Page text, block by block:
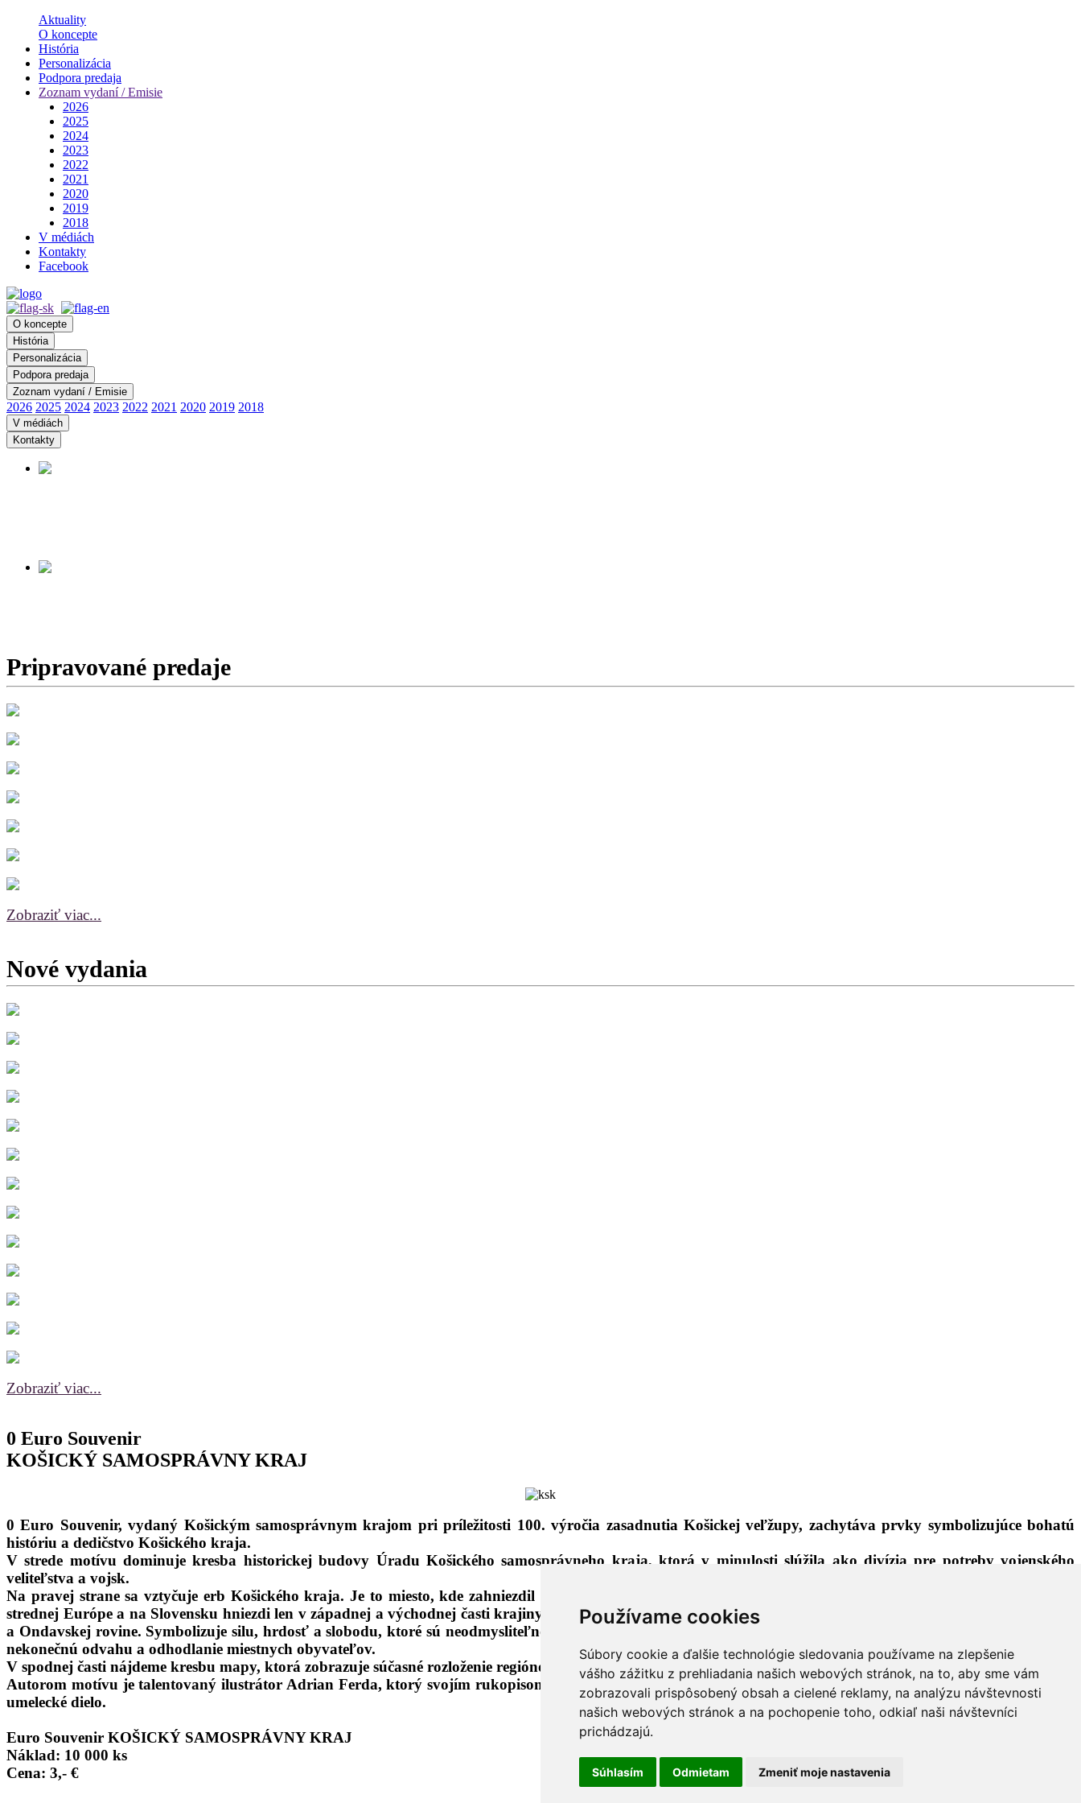
Používame cookies
Súbory cookie a ďalšie technológie sledovania používame na zlepšenie
vášho zážitku z prehliadania našich webových stránok, na to, aby sme vám
zobrazovali prispôsobený obsah a cielené reklamy, na analýzu návštevnosti
našich webových stránok a na pochopenie toho, odkiaľ naši návštevníci
prichádzajú.
Súhlasím Odmietam Zmeniť moje nastavenia
Aktuality
O koncepte
História
Personalizácia
Podpora predaja
Zoznam vydaní / Emisie
2026
2025
2024
2023
2022
2021
2020
2019
2018
V médiách
Kontakty
Facebook
O koncepte
História
Personalizácia
Podpora predaja
Zoznam vydaní / Emisie
2026 2025 2024 2023 2022 2021 2020 2019 2018
V médiách
Kontakty
Pripravované predaje
Zobraziť viac...
Nové vydania
Zobraziť viac...
0 Euro Souvenir
KOŠICKÝ SAMOSPRÁVNY KRAJ
0 Euro Souvenir, vydaný Košickým samosprávnym krajom pri príležitosti 100. výročia zasadnutia Košickej veľžupy, zachytáva prvky symbolizujúce bohatú
históriu a dedičstvo Košického kraja.
V strede motívu dominuje kresba historickej budovy Úradu Košického samosprávneho kraja, ktorá v minulosti slúžila ako divízia pre potreby vojenského
veliteľstva a vojsk.
Na pravej strane sa vztyčuje erb Košického kraja. Je to miesto, kde zahniezdil aj sokol rároh – symbol Košického kraja. Sokol rároh je najväčší zo sokolov v
strednej Európe a na Slovensku hniezdi len v západnej a východnej časti krajiny – v Košickom kraji je to v Slovenskom raji, Slovenskom krase, Košickej kotline
a Ondavskej rovine. Symbolizuje silu, hrdosť a slobodu, ktoré sú neodmysliteľnou súčasťou ducha regiónu a evokuje tiež spojenie minulosti a súčasnosti, ako aj
nekonečnú odvahu a odhodlanie miestnych obyvateľov.
V spodnej časti nájdeme kresbu mapy, ktorá zobrazuje súčasné rozloženie regiónov Košickej župy aj s ich názvami.
Autorom motívu je talentovaný ilustrátor Adrian Ferda, ktorý svojím rukopisom preniesol bohatú históriu a kultúru Košického kraja na papier a premenil ju v
umelecké dielo.
Euro Souvenir KOŠICKÝ SAMOSPRÁVNY KRAJ
Náklad: 10 000 ks
Cena: 3,- €